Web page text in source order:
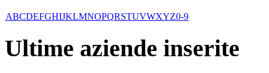
ABCDEFGHIJKLMNOPQRSTUVWXYZ0-9
Ultime aziende inserite